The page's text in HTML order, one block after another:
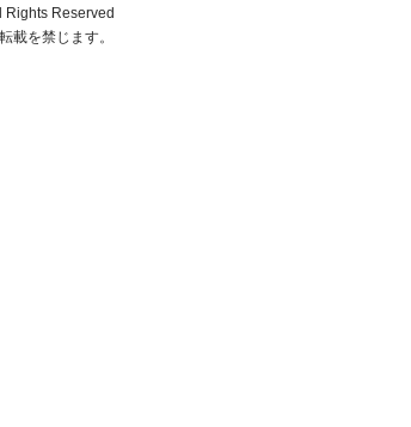
Rights Reserved
載を禁じます。